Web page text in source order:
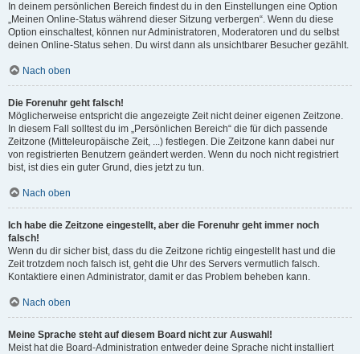
In deinem persönlichen Bereich findest du in den Einstellungen eine Option
„Meinen Online-Status während dieser Sitzung verbergen“. Wenn du diese
Option einschaltest, können nur Administratoren, Moderatoren und du selbst
deinen Online-Status sehen. Du wirst dann als unsichtbarer Besucher gezählt.
Nach oben
Die Forenuhr geht falsch!
Möglicherweise entspricht die angezeigte Zeit nicht deiner eigenen Zeitzone.
In diesem Fall solltest du im „Persönlichen Bereich“ die für dich passende
Zeitzone (Mitteleuropäische Zeit, ...) festlegen. Die Zeitzone kann dabei nur
von registrierten Benutzern geändert werden. Wenn du noch nicht registriert
bist, ist dies ein guter Grund, dies jetzt zu tun.
Nach oben
Ich habe die Zeitzone eingestellt, aber die Forenuhr geht immer noch
falsch!
Wenn du dir sicher bist, dass du die Zeitzone richtig eingestellt hast und die
Zeit trotzdem noch falsch ist, geht die Uhr des Servers vermutlich falsch.
Kontaktiere einen Administrator, damit er das Problem beheben kann.
Nach oben
Meine Sprache steht auf diesem Board nicht zur Auswahl!
Meist hat die Board-Administration entweder deine Sprache nicht installiert